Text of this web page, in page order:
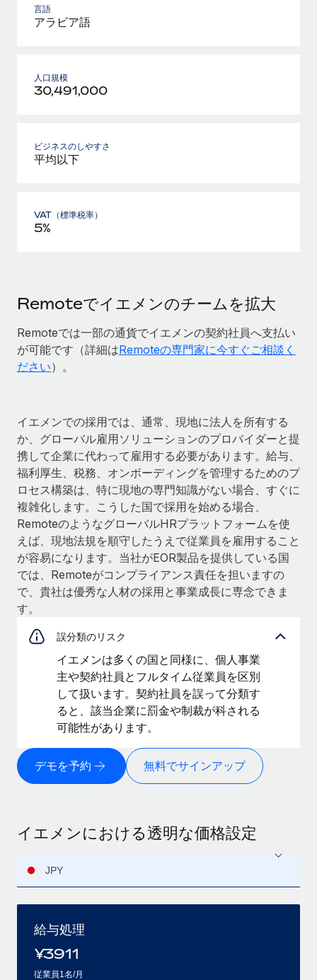
言語
アラビア語
人口規模
30,491,000
ビジネスのしやすさ
平均以下
VAT（標準税率）
5%
Remoteでイエメンのチームを拡大
Remoteでは一部の通貨でイエメンの契約社員へ支払い
が可能です（詳細はRemoteの専門家に今すぐご相談く
ださい）。
イエメンでの採用では、通常、現地に法人を所有する
か、グローバル雇用ソリューションのプロバイダーと提
携して企業に代わって雇用する必要があります。給与、
福利厚生、税務、オンボーディングを管理するためのプ
ロセス構築は、特に現地の専門知識がない場合、すぐに
複雑化します。こうした国で採用を始める場合、
RemoteのようなグローバルHRプラットフォームを使
えば、現地法規を順守したうえで従業員を雇用すること
が容易になります。当社がEOR製品を提供している国
では、Remoteがコンプライアンス責任を担いますの
で、貴社は優秀な人材の採用と事業成長に専念できま
す。
誤分類のリスク
イエメンは多くの国と同様に、個人事業
主や契約社員とフルタイム従業員を区別
して扱います。契約社員を誤って分類す
ると、該当企業に罰金や制裁が科される
可能性があります。
デモを予約 無料でサインアップ
イエメンにおける透明な価格設定
JPY
給与処理
¥3911
従業員1名/月